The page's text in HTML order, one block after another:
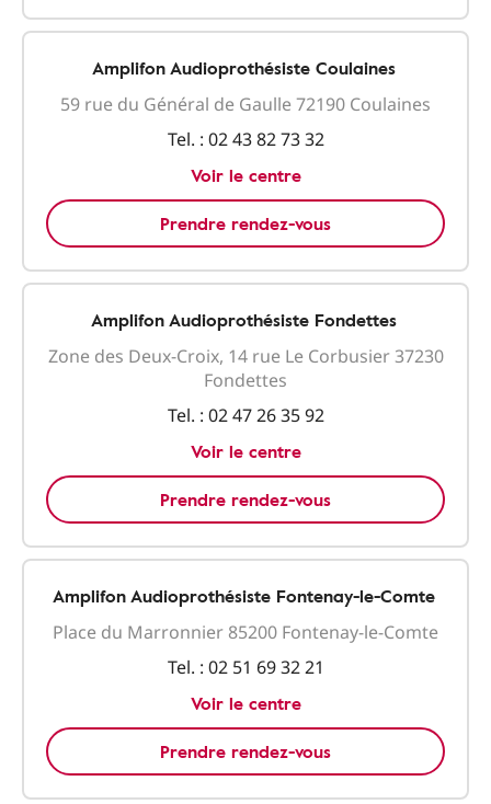
Amplifon Audioprothésiste Coulaines
59 rue du Général de Gaulle 72190 Coulaines
Tel. : 02 43 82 73 32
Voir le centre
Prendre rendez-vous
Amplifon Audioprothésiste Fondettes
Zone des Deux-Croix, 14 rue Le Corbusier 37230
Fondettes
Tel. : 02 47 26 35 92
Voir le centre
Prendre rendez-vous
Amplifon Audioprothésiste Fontenay-le-Comte
Place du Marronnier 85200 Fontenay-le-Comte
Tel. : 02 51 69 32 21
Voir le centre
Prendre rendez-vous